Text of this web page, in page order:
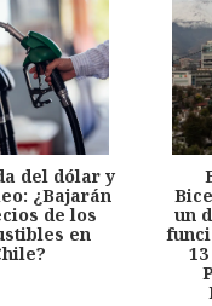
del dólar y
¿Bajarán
de los
en
un